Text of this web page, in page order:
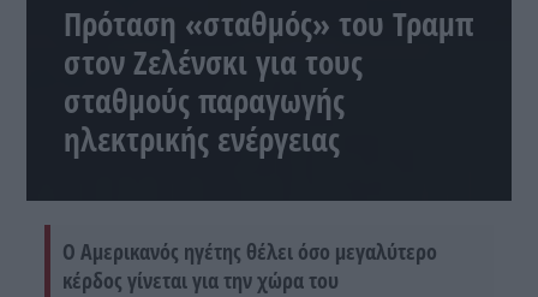
Πρόταση «σταθμός» του Τραμπ
στον Ζελένσκι για τους
σταθμούς παραγωγής
ηλεκτρικής ενέργειας
Ο Αμερικανός ηγέτης θέλει όσο μεγαλύτερο
κέρδος γίνεται για την χώρα του